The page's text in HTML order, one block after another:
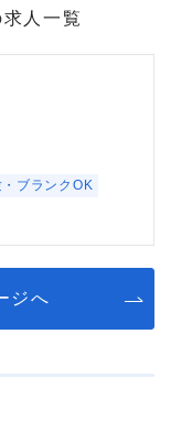
人一覧
ブランクOK
ジへ